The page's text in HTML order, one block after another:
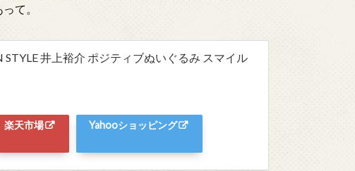
て。
STYLE 井上裕介 ポジティブぬいぐるみ スマイル
楽天市場 Yahooショッピング